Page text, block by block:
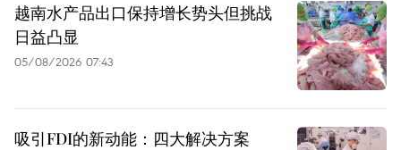
越南水产品出口保持增长势头但挑战
日益凸显
05/08/2026 07:43
吸引FDI的新动能：四大解决方案